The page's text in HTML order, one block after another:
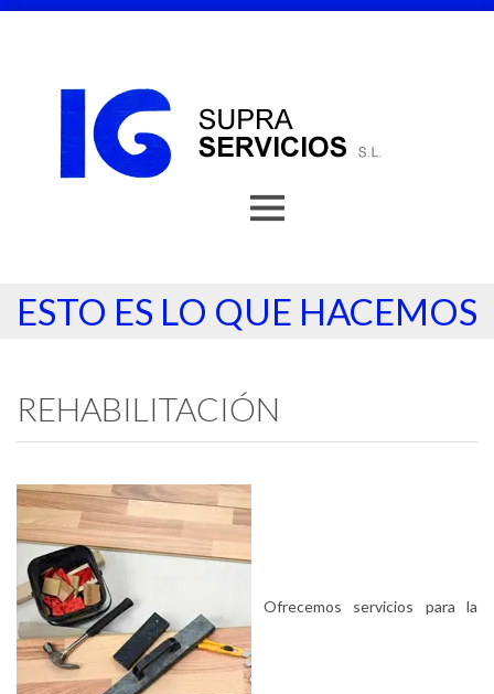
ESTO ES LO QUE HACEMOS
REHABILITACIÓN
Ofrecemos servicios para la